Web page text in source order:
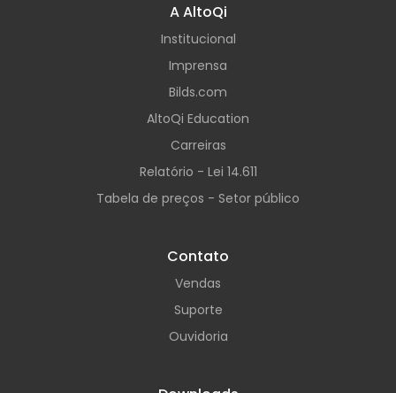
A AltoQi
Institucional
Imprensa
Bilds.com
AltoQi Education
Carreiras
Relatório - Lei 14.611
Tabela de preços - Setor público
Contato
Vendas
Suporte
Ouvidoria